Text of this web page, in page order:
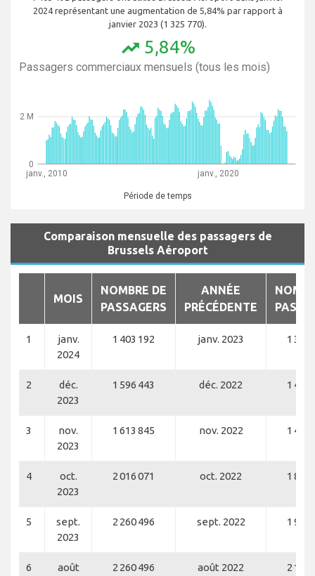
2024 représentant une augmentation de 5,84% par rapport à
janvier 2023 (1 325 770).
trending_up 5,84%
Passagers commerciaux mensuels (tous les mois)
janv., 2010 janv., 2020
Période de temps
0
2 M
Comparaison mensuelle des passagers de
Brussels Aéroport
MOIS
NOMBRE DE
PASSAGERS
ANNÉE
PRÉCÉDENTE
1
janv.
2024
1 403 192 janv. 2023 1 325
2
déc.
2023
1 596 443 déc. 2022 1 454
3
nov.
2023
1 613 845 nov. 2022 1 466
4
oct.
2023
2 016 071 oct. 2022 1 867
5
sept.
2023
2 260 496 sept. 2022 1 999
6
août
2 260 496 août 2022 2 147